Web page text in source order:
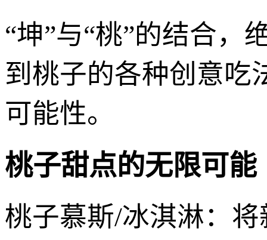
“坤”与“桃”的结合，
到桃子的各种创意吃
可能性。
桃子甜点的无限可能
桃子慕斯/冰淇淋：